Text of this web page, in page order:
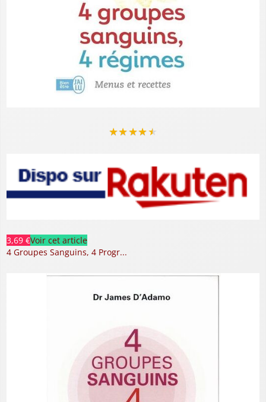
★★★★★
3,69 €Voir cet article
4 Groupes Sanguins, 4 Progr...